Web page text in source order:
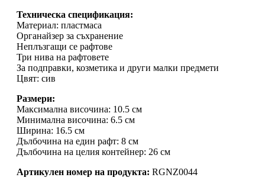
Техническа спецификация:
Материал: пластмаса
Органайзер за съхранение
Неплъзгащи се рафтове
Три нива на рафтовете
За подправки, козметика и други малки предмети
Цвят: сив
Размери:
Максимална височина: 10.5 см
Минимална височина: 6.5 см
Ширина: 16.5 см
Дълбочина на един рафт: 8 см
Дълбочина на целия контейнер: 26 см
Артикулен номер на продукта: RGNZ0044